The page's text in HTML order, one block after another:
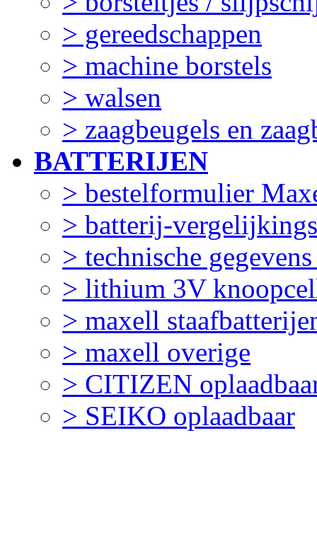
> gereedschappen
> machine borstels
> walsen
> zaagbeugels en
BATTERIJEN
> bestelformulier
> batterij-
> technische
> lithium 3V
> maxell
> maxell overige
> CITIZEN
> SEIKO oplaadbaar